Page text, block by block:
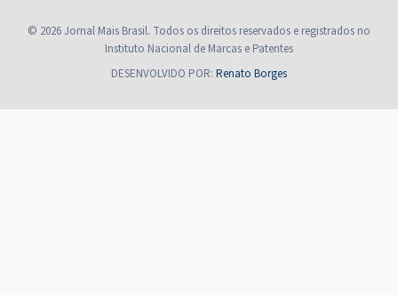
© 2026 Jornal Mais Brasil. Todos os direitos reservados e registrados no
Instituto Nacional de Marcas e Patentes
DESENVOLVIDO POR: Renato Borges